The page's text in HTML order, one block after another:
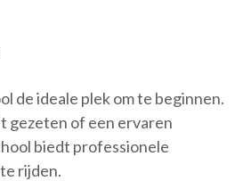
de ideale plek om te beginnen.
gezeten of een ervaren
biedt professionele
rijden.